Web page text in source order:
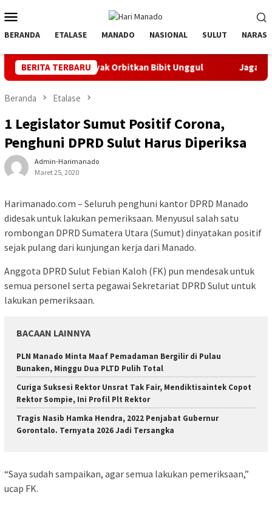
ke
kontenMobile
BERANDA ETALASE MANADO NASIONAL SULUT NARASI
BERITA TERBARU
Banyak Orbitkan Bibit Unggul Jaga Listrik Andal
Beranda Etalase
1 Legislator Sumut Positif Corona,
Penghuni DPRD Sulut Harus Diperiksa
Admin-Harimanado
Maret 25, 2020
Harimanado.com – Seluruh penghuni kantor DPRD Manado
didesak untuk lakukan pemeriksaan. Menyusul salah satu
rombongan DPRD Sumatera Utara (Sumut) dinyatakan positif
sejak pulang dari kunjungan kerja dari Manado.
Anggota DPRD Sulut Febian Kaloh (FK) pun mendesak untuk
semua personel serta pegawai Sekretariat DPRD Sulut untuk
lakukan pemeriksaan.
BACAAN LAINNYA
PLN Manado Minta Maaf Pemadaman Bergilir di Pulau
Bunaken, Minggu Dua PLTD Pulih Total
Curiga Suksesi Rektor Unsrat Tak Fair, Mendiktisaintek Copot
Rektor Sompie, Ini Profil Plt Rektor
Tragis Nasib Hamka Hendra, 2022 Penjabat Gubernur
Gorontalo. Ternyata 2026 Jadi Tersangka
“Saya sudah sampaikan, agar semua lakukan pemeriksaan,”
ucap FK.